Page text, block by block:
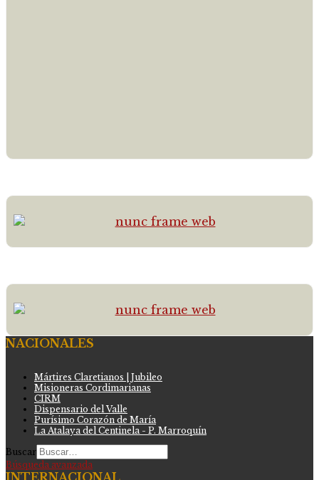
NACIONALES
Mártires Claretianos | Jubileo
Misioneras Cordimarianas
CIRM
Dispensario del Valle
Purísimo Corazón de María
La Atalaya del Centinela - P. Marroquín
Buscar
Búsqueda avanzada
INTERNACIONAL